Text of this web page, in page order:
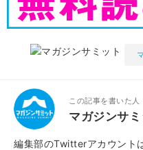
この記事を書いた人
マガジンサ
編集部のTwitterアカウント